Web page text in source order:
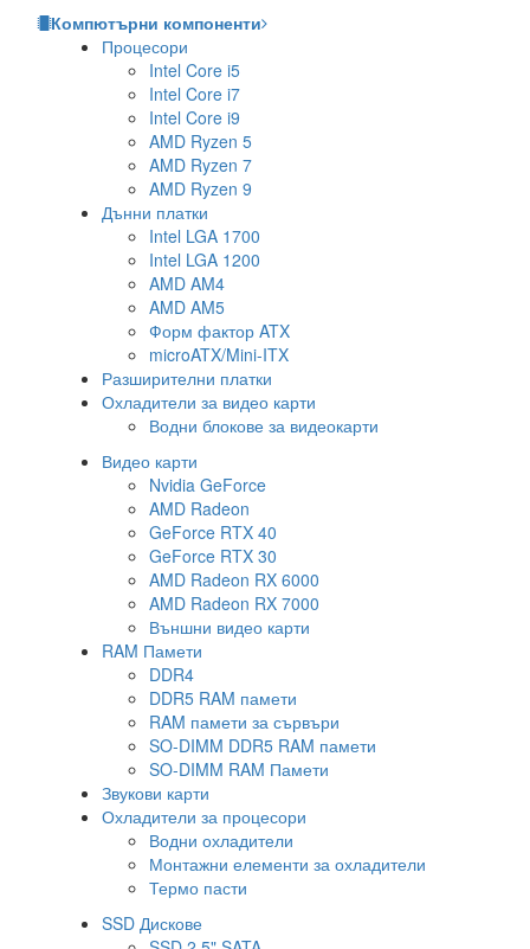
Компютърни компоненти
Процесори
Intel Core i5
Intel Core i7
Intel Core i9
AMD Ryzen 5
AMD Ryzen 7
AMD Ryzen 9
Дънни платки
Intel LGA 1700
Intel LGA 1200
AMD AM4
AMD AM5
Форм фактор ATX
microATX/Mini-ITX
Разширителни платки
Охладители за видео карти
Водни блокове за видеокарти
Видео карти
Nvidia GeForce
AMD Radeon
GeForce RTX 40
GeForce RTX 30
AMD Radeon RX 6000
AMD Radeon RX 7000
Външни видео карти
RAM Памети
DDR4
DDR5 RAM памети
RAM памети за сървъри
SO-DIMM DDR5 RAM памети
SO-DIMM RAM Памети
Звукови карти
Охладители за процесори
Водни охладители
Монтажни елементи за охладители
Термо пасти
SSD Дискове